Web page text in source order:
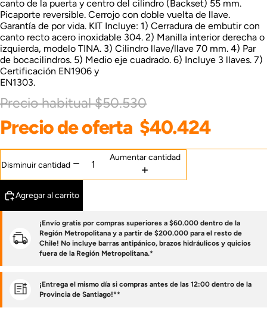
canto de la puerta y centro del cilindro (Backset) 55 mm.
Picaporte reversible. Cerrojo con doble vuelta de llave.
Garantía de por vida. KIT Incluye: 1) Cerradura de embutir con
canto recto acero inoxidable 304. 2) Manilla interior derecha o
izquierda, modelo TINA. 3) Cilindro llave/llave 70 mm. 4) Par
de bocacilindros. 5) Medio eje cuadrado. 6) Incluye 3 llaves. 7)
Certificación EN1906 y
EN1303.
Precio habitual$50.530
Precio de oferta $40.424
Disminuir cantidad
Aumentar cantidad
Agregar al carrito
¡Envío gratis por compras superiores a $60.000 dentro de la
Región Metropolitana y a partir de $200.000 para el resto de
Chile! No incluye barras antipánico, brazos hidráulicos y quicios
fuera de la Región Metropolitana.*
¡Entrega el mismo día si compras antes de las 12:00 dentro de la
Provincia de Santiago!**